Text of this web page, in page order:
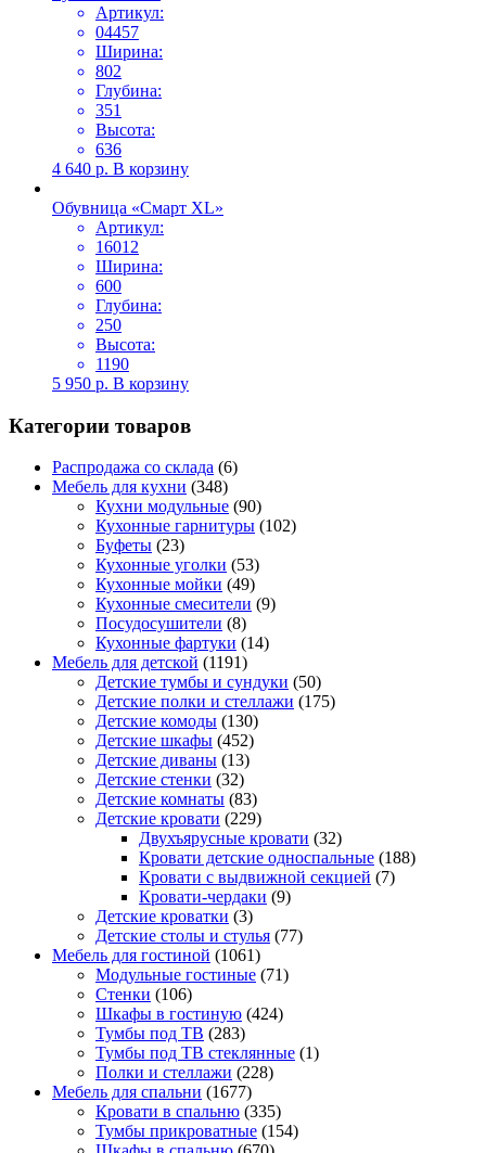
Артикул:
04457
Ширина:
802
Глубина:
351
Высота:
636
4 640 р. В корзину
Обувница «Смарт XL»
Артикул:
16012
Ширина:
600
Глубина:
250
Высота:
1190
5 950 р. В корзину
Категории товаров
Распродажа со склада (6)
Мебель для кухни (348)
Кухни модульные (90)
Кухонные гарнитуры (102)
Буфеты (23)
Кухонные уголки (53)
Кухонные мойки (49)
Кухонные смесители (9)
Посудосушители (8)
Кухонные фартуки (14)
Мебель для детской (1191)
Детские тумбы и сундуки (50)
Детские полки и стеллажи (175)
Детские комоды (130)
Детские шкафы (452)
Детские диваны (13)
Детские стенки (32)
Детские комнаты (83)
Детские кровати (229)
Двухъярусные кровати (32)
Кровати детские односпальные (188)
Кровати с выдвижной секцией (7)
Кровати-чердаки (9)
Детские кроватки (3)
Детские столы и стулья (77)
Мебель для гостиной (1061)
Модульные гостиные (71)
Стенки (106)
Шкафы в гостиную (424)
Тумбы под ТВ (283)
Тумбы под ТВ стеклянные (1)
Полки и стеллажи (228)
Мебель для спальни (1677)
Кровати в спальню (335)
Тумбы прикроватные (154)